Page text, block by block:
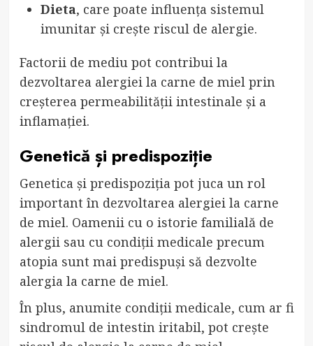
Dieta, care poate influența sistemul
imunitar și crește riscul de alergie.
Factorii de mediu pot contribui la
dezvoltarea alergiei la carne de miel prin
creșterea permeabilității intestinale și a
inflamației.
Genetică și predispoziție
Genetica și predispoziția pot juca un rol
important în dezvoltarea alergiei la carne
de miel. Oamenii cu o istorie familială de
alergii sau cu condiții medicale precum
atopia sunt mai predispuși să dezvolte
alergia la carne de miel.
În plus, anumite condiții medicale, cum ar fi
sindromul de intestin iritabil, pot crește